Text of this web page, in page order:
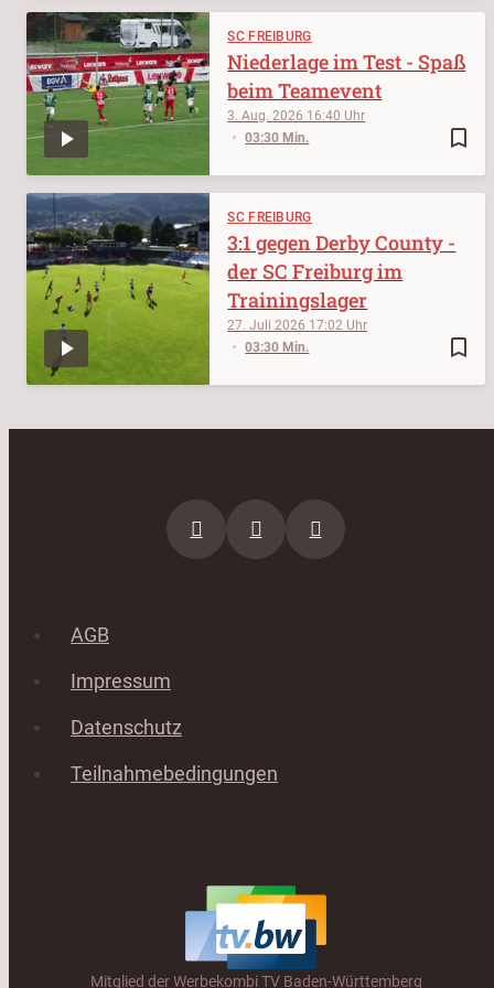
SC FREIBURG
bookmark_border
3. Aug. 2026 16:40
03:30 Min.
Niederlage im Test - Spaß
beim Teamevent
SC FREIBURG
bookmark_border
27. Juli 2026 17:02
03:30 Min.
3:1 gegen Derby County -
der SC Freiburg im
Trainingslager
AGB
Impressum
Datenschutz
Teilnahmebedingungen
Mitglied der Werbekombi TV Baden-Württemberg